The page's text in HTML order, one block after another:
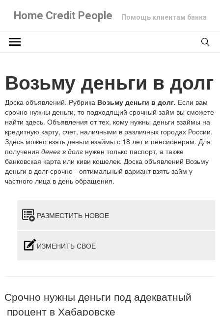
Home Credit People Помощь клиентам банка
Возьму деньги в долг
Доска объявлений. Рубрика Возьму деньги в долг. Если вам
срочно нужны деньги, то подходящий срочный займ вы сможете
найти здесь. Объявления от тех, кому нужны деньги взаймы на
кредитную карту, счет, наличными в различных городах России.
Здесь можно взять деньги взаймы с 18 лет и пенсионерам. Для
получения денег в долг нужен только паспорт, а также
банковская карта или киви кошелек. Доска объявлений Возьму
деньги в долг срочно - оптимальный вариант взять займ у
частного лица в день обращения.
РАЗМЕСТИТЬ НОВОЕ
ИЗМЕНИТЬ СВОЕ
Срочно нужны деньги под адекватный
процент в Хабаровске